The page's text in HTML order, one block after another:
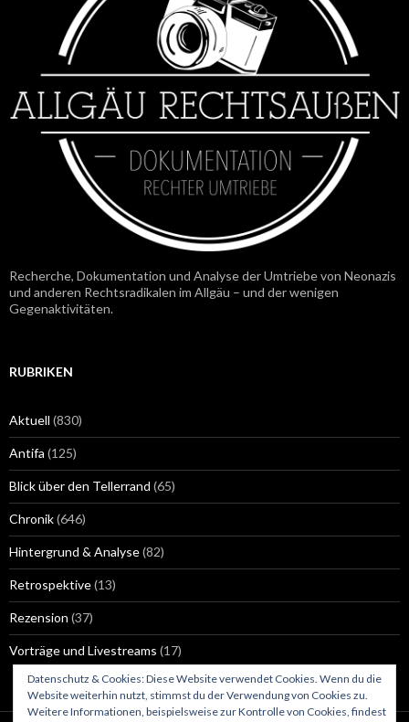
Recherche, Dokumentation und Analyse der Umtriebe von Neonazis
und anderen Rechtsradikalen im Allgäu – und der wenigen
Gegenaktivitäten.
RUBRIKEN
Aktuell (830)
Antifa (125)
Blick über den Tellerrand (65)
Chronik(646)
Hintergrund & Analyse(82)
Retrospektive(13)
Rezension (37)
Vorträge und Livestreams (17)
Datenschutz & Cookies: Diese Website verwendet Cookies. Wenn du die
Website weiterhin nutzt, stimmst du der Verwendung von Cookies zu.
Weitere Informationen, beispielsweise zur Kontrolle von Cookies, findest